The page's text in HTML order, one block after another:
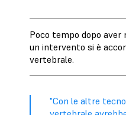
Poco tempo dopo
un intervento si è
vertebrale.
"Con le altre